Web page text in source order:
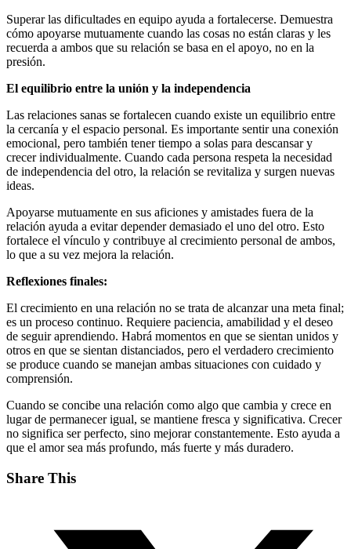
Superar las dificultades en equipo ayuda a fortalecerse. Demuestra
cómo apoyarse mutuamente cuando las cosas no están claras y les
recuerda a ambos que su relación se basa en el apoyo, no en la
presión.
El equilibrio entre la unión y la independencia
Las relaciones sanas se fortalecen cuando existe un equilibrio entre
la cercanía y el espacio personal. Es importante sentir una conexión
emocional, pero también tener tiempo a solas para descansar y
crecer individualmente. Cuando cada persona respeta la necesidad
de independencia del otro, la relación se revitaliza y surgen nuevas
ideas.
Apoyarse mutuamente en sus aficiones y amistades fuera de la
relación ayuda a evitar depender demasiado el uno del otro. Esto
fortalece el vínculo y contribuye al crecimiento personal de ambos,
lo que a su vez mejora la relación.
Reflexiones finales:
El crecimiento en una relación no se trata de alcanzar una meta final;
es un proceso continuo. Requiere paciencia, amabilidad y el deseo
de seguir aprendiendo. Habrá momentos en que se sientan unidos y
otros en que se sientan distanciados, pero el verdadero crecimiento
se produce cuando se manejan ambas situaciones con cuidado y
comprensión.
Cuando se concibe una relación como algo que cambia y crece en
lugar de permanecer igual, se mantiene fresca y significativa. Crecer
no significa ser perfecto, sino mejorar constantemente. Esto ayuda a
que el amor sea más profundo, más fuerte y más duradero.
Share This